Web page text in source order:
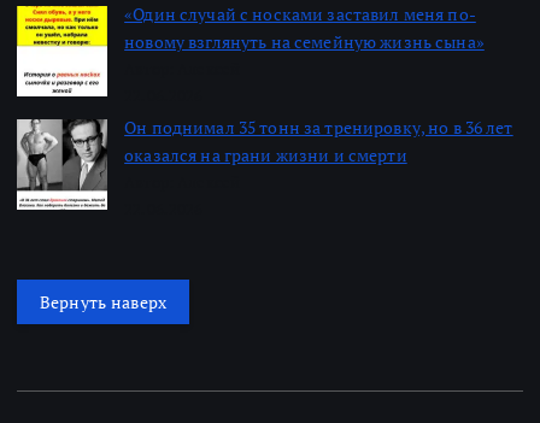
«Один случай с носками заставил меня по-
новому взглянуть на семейную жизнь сына»
Он поднимал 35 тонн за тренировку, но в 36 лет
оказался на грани жизни и смерти
Вернуть наверх